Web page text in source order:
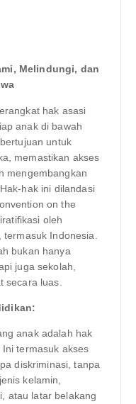
Melindungi, dan
hak asasi
anak di bawah
untuk
memastikan akses
mengembangkan
hak ini dilandasi
on the
oleh
Indonesia.
bukan hanya
juga sekolah,
secara luas.
anak adalah hak
termasuk akses
diskriminasi, tanpa
kelamin,
atau latar belakang